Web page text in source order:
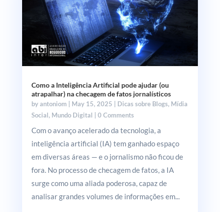
Como a Inteligência Artificial pode ajudar (ou
atrapalhar) na checagem de fatos jornalísticos
byantoniom May 15, 2025 Dicas sobre Blogs, Mídia
Social, Mundo Digital | 0 Comments
Com o avanço acelerado da tecnologia, a
inteligência artificial (IA) tem ganhado espaço
em diversas áreas — e o jornalismo não ficou de
fora. No processo de checagem de fatos, a IA
surge como uma aliada poderosa, capaz de
analisar grandes volumes de informações em...